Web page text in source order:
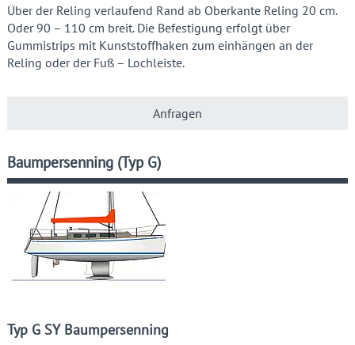
Über der Reling verlaufend Rand ab Oberkante Reling 20 cm.
Oder 90 – 110 cm breit. Die Befestigung erfolgt über
Gummistrips mit Kunststoffhaken zum einhängen an der
Reling oder der Fuß – Lochleiste.
Anfragen
Baumpersenning (Typ G)
Typ G SY Baumpersenning